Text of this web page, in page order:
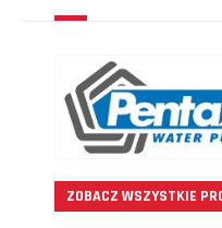
ZOBACZ WSZYSTKIE